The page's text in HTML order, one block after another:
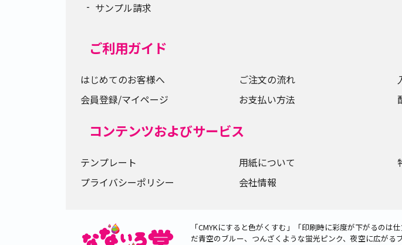
サンプル請求
ご利用ガイド
はじめてのお客様へ ご注文の流れ
会員登録/マイページ
お支払い方法
コンテンツおよびサービス
テンプレート 用紙について
プライバシーポリシー
会社情報
「CMYKにすると色がくすむ」「印刷時に彩度が下がるの
だ青空のブルー、つんざくような蛍光ピンク、夜空に広がる